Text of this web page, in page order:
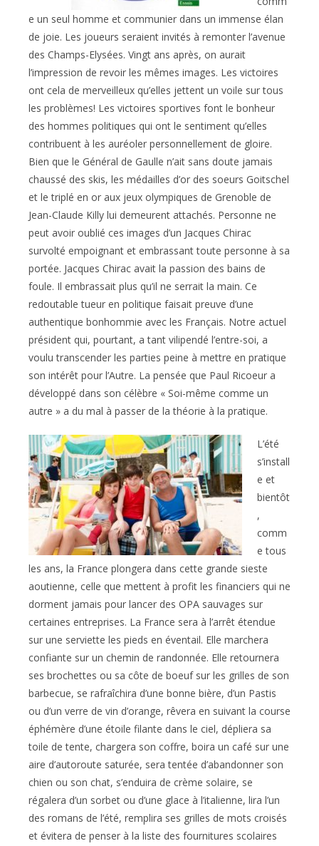
e un seul homme et communier dans un immense élan
de joie. Les joueurs seraient invités à remonter l’avenue
des Champs-Elysées. Vingt ans après, on aurait
l’impression de revoir les mêmes images. Les victoires
ont cela de merveilleux qu’elles jettent un voile sur tous
les problèmes! Les victoires sportives font le bonheur
des hommes politiques qui ont le sentiment qu’elles
contribuent à les auréoler personnellement de gloire.
Bien que le Général de Gaulle n’ait sans doute jamais
chaussé des skis, les médailles d’or des soeurs Goitschel
et le triplé en or aux jeux olympiques de Grenoble de
Jean-Claude Killy lui demeurent attachés. Personne ne
peut avoir oublié ces images d’un Jacques Chirac
survolté empoignant et embrassant toute personne à sa
portée. Jacques Chirac avait la passion des bains de
foule. Il embrassait plus qu’il ne serrait la main. Ce
redoutable tueur en politique faisait preuve d’une
authentique bonhommie avec les Français. Notre actuel
président qui, pourtant, a tant vilipendé l’entre-soi, a
voulu transcender les parties peine à mettre en pratique
son intérêt pour l’Autre. La pensée que Paul Ricoeur a
développé dans son célèbre « Soi-même comme un
autre » a du mal à passer de la théorie à la pratique.
L’été
s’install
e et
bientôt
,
comm
e tous
les ans, la France plongera dans cette grande sieste
aoutienne, celle que mettent à profit les financiers qui ne
dorment jamais pour lancer des OPA sauvages sur
certaines entreprises. La France sera à l’arrêt étendue
sur une serviette les pieds en éventail. Elle marchera
confiante sur un chemin de randonnée. Elle retournera
ses brochettes ou sa côte de boeuf sur les grilles de son
barbecue, se rafraîchira d’une bonne bière, d’un Pastis
ou d’un verre de vin d’orange, rêvera en suivant la course
éphémère d’une étoile filante dans le ciel, dépliera sa
toile de tente, chargera son coffre, boira un café sur une
aire d’autoroute saturée, sera tentée d’abandonner son
chien ou son chat, s’enduira de crème solaire, se
régalera d’un sorbet ou d’une glace à l’italienne, lira l’un
des romans de l’été, remplira ses grilles de mots croisés
et évitera de penser à la liste des fournitures scolaires